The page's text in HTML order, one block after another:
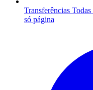
Transferências Todas
só página